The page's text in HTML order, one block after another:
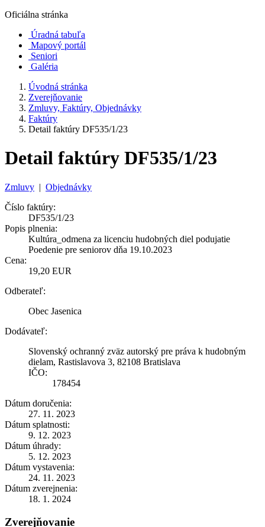
Oficiálna stránka
Úradná tabuľa
Mapový portál
Seniori
Galéria
Úvodná stránka
Zverejňovanie
Zmluvy, Faktúry, Objednávky
Faktúry
Detail faktúry DF535/1/23
Detail faktúry DF535/1/23
Zmluvy | Objednávky
Číslo faktúry:
DF535/1/23
Popis plnenia:
Kultúra_odmena za licenciu hudobných diel podujatie
Poedenie pre seniorov dňa 19.10.2023
Cena:
19,20 EUR
Odberateľ:
Obec Jasenica
Dodávateľ:
Slovenský ochranný zväz autorský pre práva k hudobným
dielam, Rastislavova 3, 82108 Bratislava
IČO:
178454
Dátum doručenia:
27. 11. 2023
Dátum splatnosti:
9. 12. 2023
Dátum úhrady:
5. 12. 2023
Dátum vystavenia:
24. 11. 2023
Dátum zverejnenia:
18. 1. 2024
Zverejňovanie